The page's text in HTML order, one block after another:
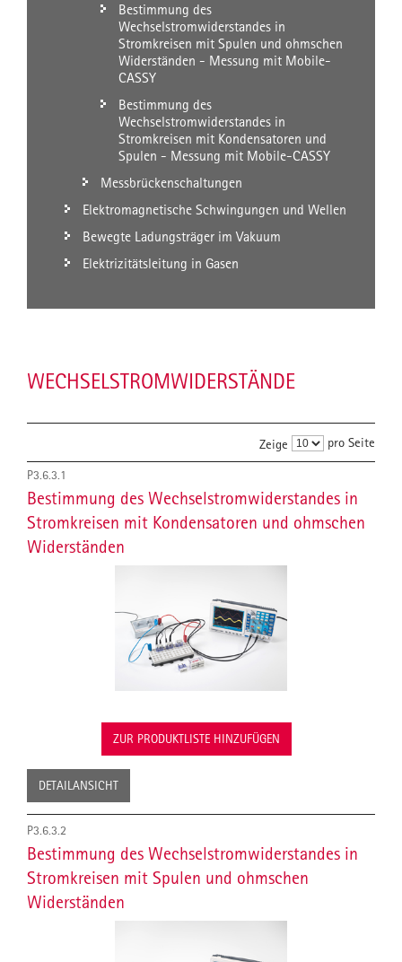
Bestimmung des
Wechselstromwiderstandes in
Stromkreisen mit Spulen und ohmschen
Widerständen - Messung mit Mobile-
CASSY
Bestimmung des
Wechselstromwiderstandes in
Stromkreisen mit Kondensatoren und
Spulen - Messung mit Mobile-CASSY
Messbrückenschaltungen
Elektromagnetische Schwingungen und Wellen
Bewegte Ladungsträger im Vakuum
Elektrizitätsleitung in Gasen
WECHSELSTROMWIDERSTÄNDE
Zeige pro Seite
P3.6.3.1
Bestimmung des Wechselstromwiderstandes in
Stromkreisen mit Kondensatoren und ohmschen
Widerständen
ZUR PRODUKTLISTE HINZUFÜGEN
DETAILANSICHT
P3.6.3.2
Bestimmung des Wechselstromwiderstandes in
Stromkreisen mit Spulen und ohmschen
Widerständen